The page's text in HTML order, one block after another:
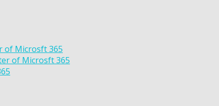
of Microsft 365
of Microsft 365